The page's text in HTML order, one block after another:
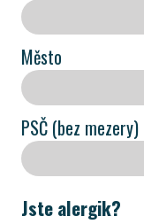
Město
PSČ (bez mezery)
Jste alergik?